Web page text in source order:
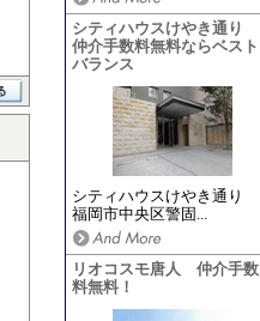
シティハウスけやき通り
仲介手数料無料ならベスト
バランス
シティハウスけやき通り
福岡市中央区警固...
リオコスモ唐人 仲介手数
料無料！